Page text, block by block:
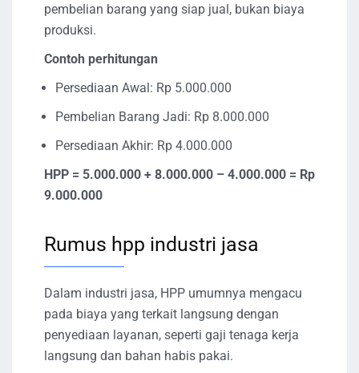
pembelian barang yang siap jual, bukan biaya
produksi.
Contoh perhitungan
Persediaan Awal: Rp 5.000.000
Pembelian Barang Jadi: Rp 8.000.000
Persediaan Akhir: Rp 4.000.000
HPP = 5.000.000 + 8.000.000 – 4.000.000 = Rp
9.000.000
Rumus hpp industri jasa
Dalam industri jasa, HPP umumnya mengacu
pada biaya yang terkait langsung dengan
penyediaan layanan, seperti gaji tenaga kerja
langsung dan bahan habis pakai.